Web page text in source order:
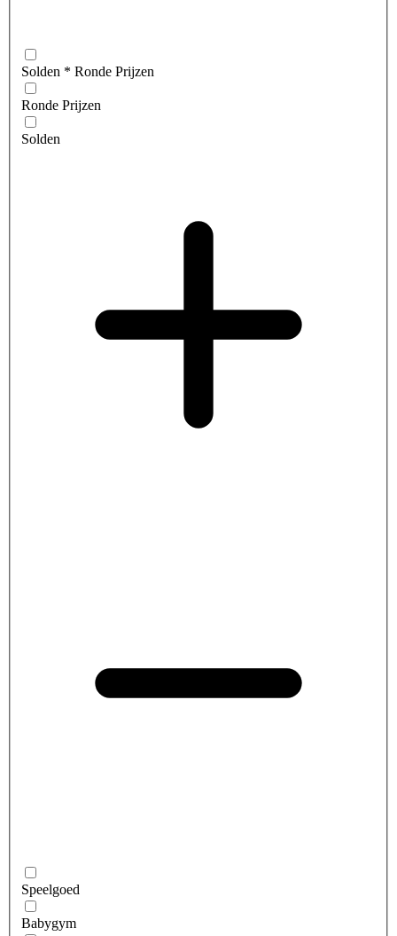
Solden * Ronde Prijzen
Ronde Prijzen
Solden
Speelgoed
Babygym